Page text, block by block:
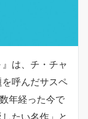
は、チ・チャ
呼んだサスペ
年経った今で
たい名作」と